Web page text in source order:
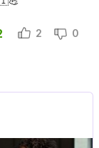
2 0